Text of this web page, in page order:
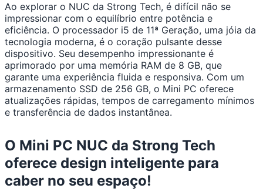
Ao explorar o NUC da Strong Tech, é difícil não se
impressionar com o equilíbrio entre potência e
eficiência. O processador i5 de 11ª Geração, uma jóia da
tecnologia moderna, é o coração pulsante desse
dispositivo. Seu desempenho impressionante é
aprimorado por uma memória RAM de 8 GB, que
garante uma experiência fluida e responsiva. Com um
armazenamento SSD de 256 GB, o Mini PC oferece
atualizações rápidas, tempos de carregamento mínimos
e transferência de dados instantânea.
O Mini PC NUC da Strong Tech
oferece design inteligente para
caber no seu espaço!